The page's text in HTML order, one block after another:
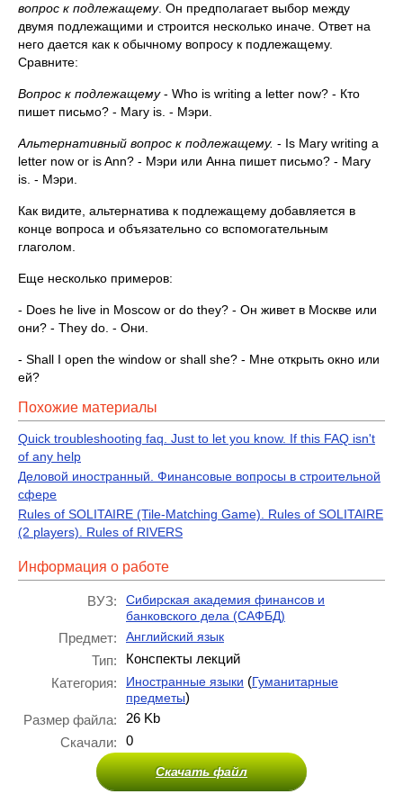
вопрос к подлежащему. Он предполагает выбор между
двумя подлежащими и строится несколько иначе. Ответ на
него дается как к обычному вопросу к подлежащему.
Сравните:
Вопрос к подлежащему- Who is writing a letter now? - Кто
пишет письмо? - Mary is. - Мэри.
Альтернативный вопрос к подлежащему. - Is Mary writing a
letter now or is Ann? - Мэри или Анна пишет письмо? - Mary
is. - Мэри.
Как видите, альтернатива к подлежащему добавляется в
конце вопроса и объязательно со вспомогательным
глаголом.
Еще несколько примеров:
- Does he live in Moscow or do they? - Он живет в Москве или
они? - They do. - Они.
- Shall I open the window or shall she? - Мне открыть окно или
ей?
Похожие материалы
Quick troubleshooting faq. Just to let you know. If this FAQ isn't
of any help
Деловой иностранный. Финансовые вопросы в строительной
сфере
Rules of SOLITAIRE (Tile-Matching Game). Rules of SOLITAIRE
(2 players). Rules of RIVERS
Информация о работе
ВУЗ:
Сибирская академия финансов и
банковского дела (САФБД)
Предмет: Английский язык
Тип:
Конспекты лекций
Категория:
Иностранные языки (Гуманитарные
предметы)
Размер файла:
26 Kb
Скачали:
0
Скачать файл